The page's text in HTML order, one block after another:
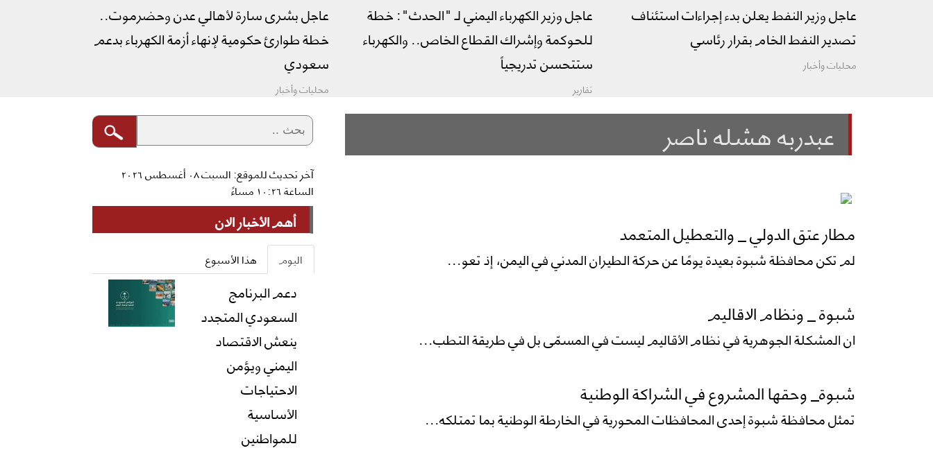
عاجل وزير النفط يعلن بدء إجراءات استئناف
تصدير النفط الخام بقرار رئاسي
محليات وأخبار
عاجل وزير الكهرباء اليمني لـ "الحدث": خطة
للحوكمة وإشراك القطاع الخاص.. والكهرباء
ستتحسن تدريجياً
تقارير
عاجل بشرى سارة لأهالي عدن وحضرموت..
خطة طوارئ حكومية لإنهاء أزمة الكهرباء بدعم
سعودي
محليات وأخبار
عبدربه هشله ناصر
مطار عتق الدولي _ والتعطيل المتعمد
لم تكن محافظة شبوة بعيدة يومًا عن حركة الطيران المدني في اليمن، إذ تعو...
شبوة _ ونظام الاقاليم
ان المشكلة الجوهرية في نظام الأقاليم ليست في المسمّى بل في طريقة التطب...
شبوة_ وحقها المشروع في الشراكة الوطنية
تمثل محافظة شبوة إحدى المحافظات المحورية في الخارطة الوطنية بما تمتلكه...
آخر تحديث للموقع: السبت ٠٨ أغسطس ٢٠٢٦
الساعة ١٠:٢٦ مساءً
أهم الأخبار الان
اليوم هذا الأسبوع
دعم البرنامج
السعودي المتجدد
ينعش الاقتصاد
اليمني ويؤمن
الاحتياجات
الأساسية
للمواطنين